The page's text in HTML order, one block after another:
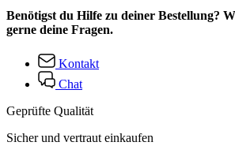
Benötigst du Hilfe zu deiner Bestellung?
gerne deine Fragen.
Kontakt
Chat
Geprüfte Qualität
Sicher und vertraut einkaufen